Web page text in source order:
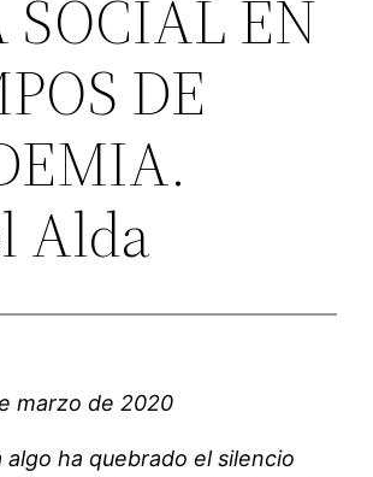
EN
DE
Alda
marzo de 2020
algo ha quebrado el silencio